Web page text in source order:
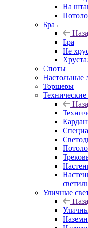
На
Бра
Бра
Не
Споты
Настольные
Торшеры
Уличные